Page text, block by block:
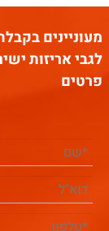
מעוניינים
לגבי אריזות
פרטים